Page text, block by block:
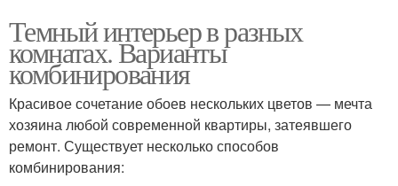
Темный интерьер в разных
комнатах. Варианты
комбинирования
Красивое сочетание обоев нескольких цветов — мечта
хозяина любой современной квартиры, затеявшего
ремонт. Существует несколько способов
комбинирования: